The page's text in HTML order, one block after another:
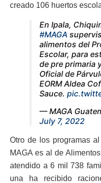
creado 106 huertos
En Ipala,
#MAGA
alimentos del
Escolar, para
de pre primaria
Oficial de
EORM Aldea
Sauce.
— MAGA
July 7, 2022
Otro de los programas
MAGA es al de
atendido a 6 mil 738
una ha recibido